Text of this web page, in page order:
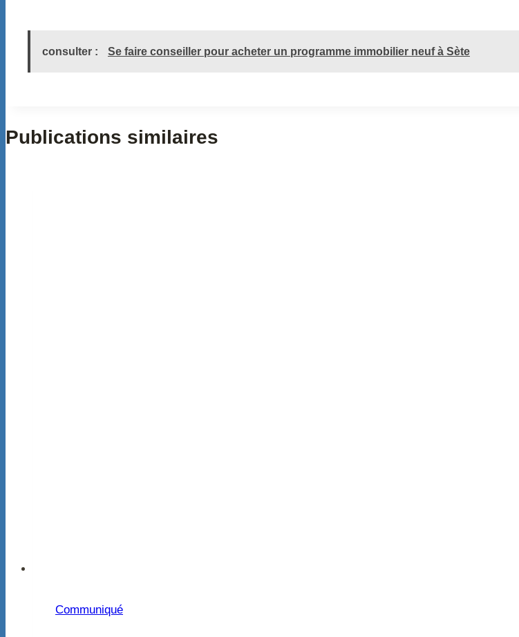
consulter : Se faire conseiller pour acheter un programme immobilier neuf à Sète
Publications similaires
Communiqué